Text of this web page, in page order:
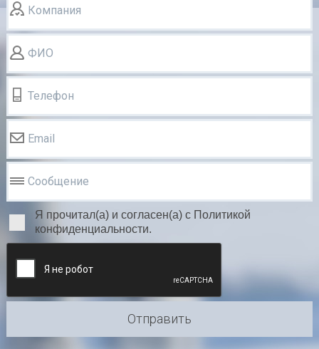
Компания
ФИО
Телефон
Email
Сообщение
Я прочитал(а) и согласен(а) с Политикой
конфиденциальности.
Отправить